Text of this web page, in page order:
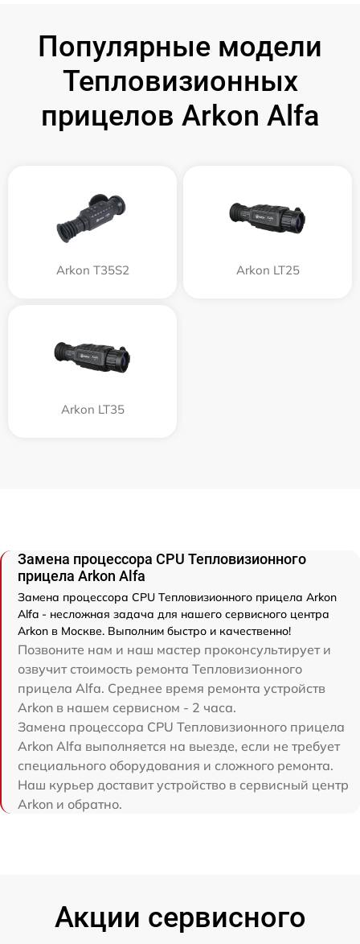
Популярные модели
Тепловизионных
прицелов Arkon Alfa
Arkon T35S2 Arkon LT25
Arkon LT35
Замена процессора CPU Тепловизионного
прицела Arkon Alfa
Замена процессора CPU Тепловизионного прицела Arkon
Alfa - несложная задача для нашего сервисного центра
Arkon в Москве. Выполним быстро и качественно!
Позвоните нам и наш мастер проконсультирует и
озвучит стоимость ремонта Тепловизионного
прицела Alfa. Среднее время ремонта устройств
Arkon в нашем сервисном - 2 часа.
Замена процессора CPU Тепловизионного прицела
Arkon Alfa выполняется на выезде, если не требует
специального оборудования и сложного ремонта.
Наш курьер доставит устройство в сервисный центр
Arkon и обратно.
Акции сервисного